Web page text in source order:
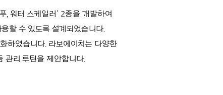
, 워터 스케일러’ 2종을 개발하여
할 수 있도록 설계되었습니다.
하였습니다. 라보에이치는 다양한
관리 루틴을 제안합니다.